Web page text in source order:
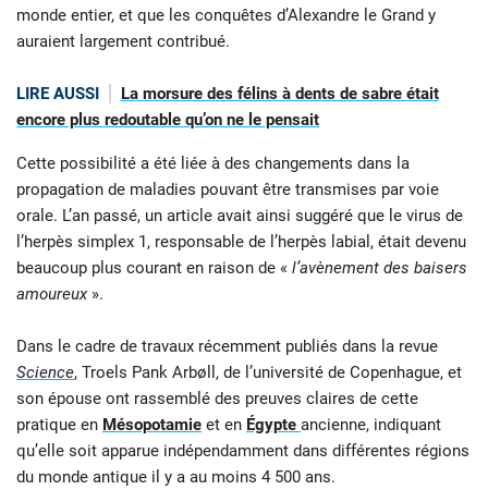
monde entier, et que les conquêtes d’Alexandre le Grand y
auraient largement contribué.
LIRE AUSSI
La morsure des félins à dents de sabre était
encore plus redoutable qu’on ne le pensait
Cette possibilité a été liée à des changements dans la
propagation de maladies pouvant être transmises par voie
orale. L’an passé, un article avait ainsi suggéré que le virus de
l’herpès simplex 1, responsable de l’herpès labial, était devenu
beaucoup plus courant en raison de « l’avènement des baisers
amoureux ».
Dans le cadre de travaux récemment publiés dans la revue
Science, Troels Pank Arbøll, de l’université de Copenhague, et
son épouse ont rassemblé des preuves claires de cette
pratique en Mésopotamie et en Égypte ancienne, indiquant
qu’elle soit apparue indépendamment dans différentes régions
du monde antique il y a au moins 4 500 ans.